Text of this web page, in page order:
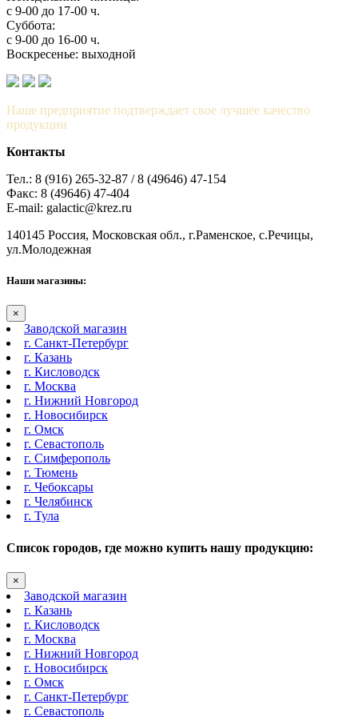
с 9-00 до 17-00 ч.
Суббота:
с 9-00 до 16-00 ч.
Воскресенье: выходной
Наше предприятие подтверждает свое лучшее качество
продукции
Контакты
Тел.: 8 (916) 265-32-87 / 8 (49646) 47-154
Факс: 8 (49646) 47-404
E-mail: galactic@krez.ru
140145 Россия, Московская обл., г.Раменское, с.Речицы,
ул.Молодежная
Наши магазины:
×
Заводской магазин
г. Санкт-Петербург
г. Казань
г. Кисловодск
г. Москва
г. Нижний Новгород
г. Новосибирск
г. Омск
г. Севастополь
г. Симферополь
г. Тюмень
г. Чебоксары
г. Челябинск
г. Тула
Список городов, где можно купить нашу продукцию:
×
Заводской магазин
г. Казань
г. Кисловодск
г. Москва
г. Нижний Новгород
г. Новосибирск
г. Омск
г. Санкт-Петербург
г. Севастополь